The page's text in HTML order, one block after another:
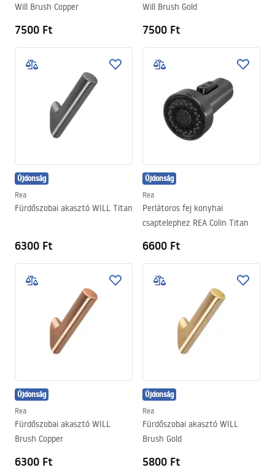
Will Brush Copper
7500 Ft
Will Brush Gold
7500 Ft
Újdonság
Rea
Fürdőszobai akasztó WILL Titan
6300 Ft
Újdonság
Rea
Perlátoros fej konyhai
csaptelephez REA Colin Titan
6600 Ft
Újdonság
Rea
Fürdőszobai akasztó WILL
Brush Copper
6300 Ft
Újdonság
Rea
Fürdőszobai akasztó WILL
Brush Gold
5800 Ft